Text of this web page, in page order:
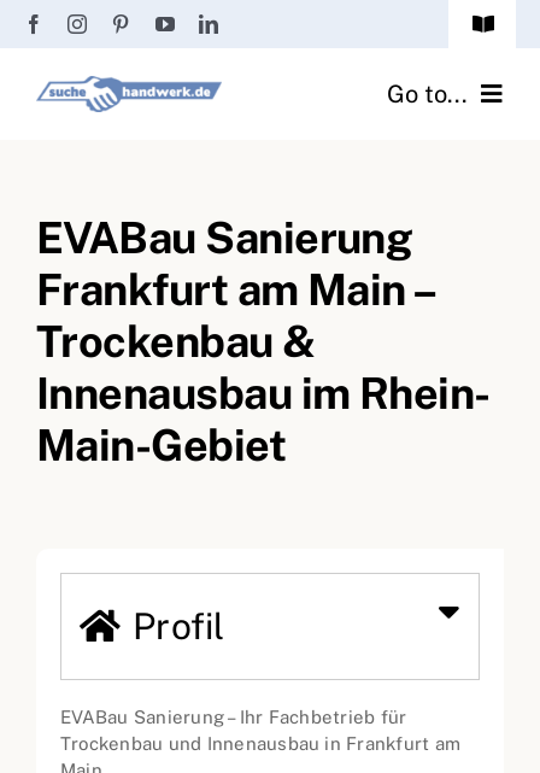
Zum
springen
Toggle
Passwort vergessen? Go to...
Fliesenrechner
Handwerker Ratgeber
Wir über uns
EVABau Sanierung
Frankfurt am Main –
Trockenbau &
Innenausbau im Rhein-
Main-Gebiet
Profil
EVABau Sanierung – Ihr Fachbetrieb für
Trockenbau und Innenausbau in Frankfurt am